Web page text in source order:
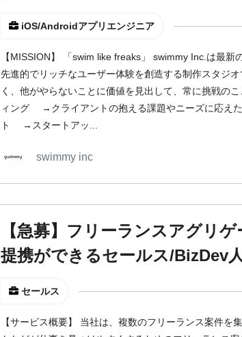
iOS/Androidアプリエンジニア
【MISSION】 「swim like freaks」 swimmy Inc.は最
先進的でリッチなユーザー体験を創造する制作スタジ
く、他がやらないことに価値を見出して、常に挑戦の
ィング →クライアントの抱える課題やニーズに応え
ト →スタートアッ...
swimmy inc
【急募】フリーランスアグリ
提携ができるセールス/BizDev
セールス
【サービス概要】 当社は、複数のフリーランス案件